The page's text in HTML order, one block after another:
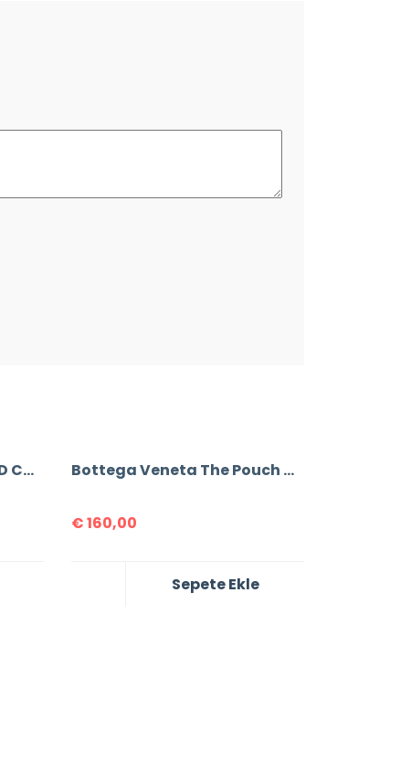
BOTTEGA VENETA PASDED CASETTE Bottega Veneta The Pouch Mini Bag
€160,00
Sepete Ekle